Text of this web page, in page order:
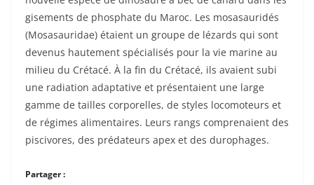
gisements de phosphate du Maroc. Les mosasauridés
(Mosasauridae) étaient un groupe de lézards qui sont
devenus hautement spécialisés pour la vie marine au
milieu du Crétacé. À la fin du Crétacé, ils avaient subi
une radiation adaptative et présentaient une large
gamme de tailles corporelles, de styles locomoteurs et
de régimes alimentaires. Leurs rangs comprenaient des
piscivores, des prédateurs apex et des durophages.
Partager :